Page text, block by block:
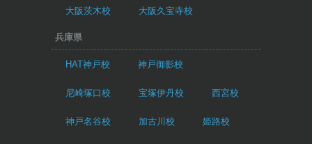
大阪茨木校 大阪久宝寺校
兵庫県
HAT神戸校 神戸御影校
尼崎塚口校 宝塚伊丹校 西宮校
神戸名谷校 加古川校 姫路校